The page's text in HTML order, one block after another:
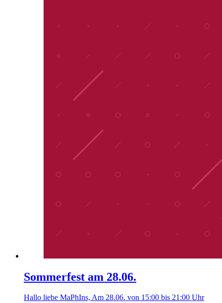
Sommerfest am 28.06.
Hallo liebe MaPhIns, Am 28.06. von 15:00 bis 21:00 Uhr